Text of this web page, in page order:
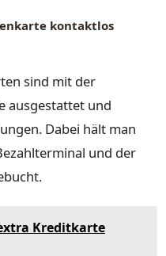
kontaktlos
sind mit der
ausgestattet und
Dabei hält man
und der
Kreditkarte